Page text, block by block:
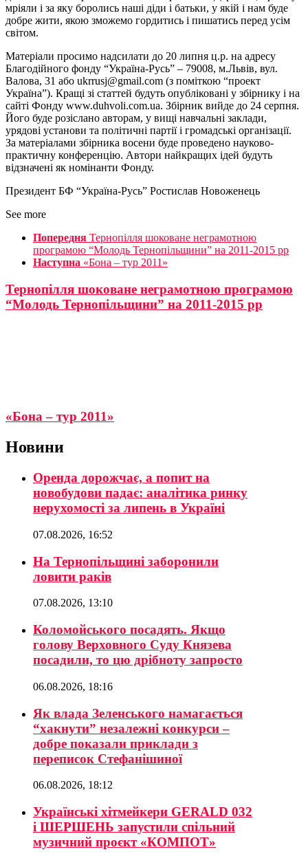
мріяли і за яку боролись наші діди і батьки, у якій і нам буде
добре жити, якою зможемо гордитись і пишатись перед усім
світом.
Матеріали просимо надсилати до 20 липня ц.р. на адресу
Благодійного фонду “Україна-Русь” – 79008, м.Львів, вул.
Валова, 31 або ukrrusj@gmail.com (з поміткою “проект
Україна”). Кращі зі статтей будуть опубліковані у збірнику і на
сайті Фонду www.duhvoli.com.ua. Збірник вийде до 24 серпня.
Його буде розіслано авторам, у вищі навчальні заклади,
урядові установи та політичні партії і громадські організації.
За матеріалами збірника восени буде проведено науково-
практичну конференцію. Автори найкращих ідей будуть
відзначені як номінанти Фонду.
Президент БФ “Україна-Русь” Ростислав Новоженець
See more
Попередня Тернопілля шоковане неграмотною
програмою “Молодь Тернопільщини” на 2011-2015 рр
Наступна «Бона – тур 2011»
Тернопілля шоковане неграмотною програмою
“Молодь Тернопільщини” на 2011-2015 рр
«Бона – тур 2011»
Новини
Оренда дорожчає, а попит на
новобудови падає: аналітика ринку
нерухомості за липень в Україні
07.08.2026, 16:52
На Тернопільщині заборонили
ловити раків
07.08.2026, 13:10
Коломойського посадять. Якщо
голову Верховного Суду Князева
посадили, то цю дрібноту запросто
06.08.2026, 18:16
Як влада Зеленського намагається
“хакнути” незалежні конкурси –
добре показали приклади з
переписок Стефанішиної
06.08.2026, 18:12
Українські хітмейкери GERALD 032
і ШЕРШЕНЬ запустили спільний
музичний проєкт «КОМПОТ»